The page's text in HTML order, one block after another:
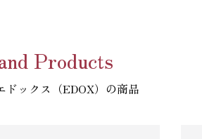
Products
ドックス（EDOX）の商品